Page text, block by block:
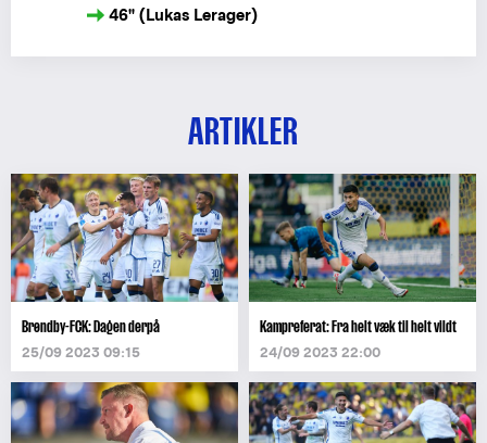
46" (Lukas Lerager)
ARTIKLER
Brøndby-FCK: Dagen derpå
25/09 2023 09:15
Kampreferat: Fra helt væk til helt vildt
24/09 2023 22:00